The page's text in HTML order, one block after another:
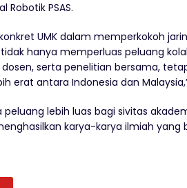
Robotik PSAS.
UMK dalam memperkokoh
hanya memperluas peluang
serta penelitian bersama,
erat antara Indonesia dan
lebih luas bagi sivitas
karya-karya ilmiah